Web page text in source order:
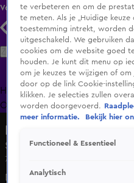
Volg KIJK
Zoeken
HomeUitzending Gemist
OranjezomerLivestreams
Seizoen 2, aflevering 17
7 feb 2025, 20:28
De allereerste viral video's
te verbeteren en om de
te meten. Als je „Huidige
toestemming intrekt, worden
uitgeschakeld. We gebruiken
cookies om de website goed
houden. Je kunt dit menu op
om je keuzes te wijzigen of
door op de link Cookie-
klikken. Je selecties zullen
worden doorgevoerd.
meer informatie.
Bekijk hier
Functioneel & Essentieel
Analytisch